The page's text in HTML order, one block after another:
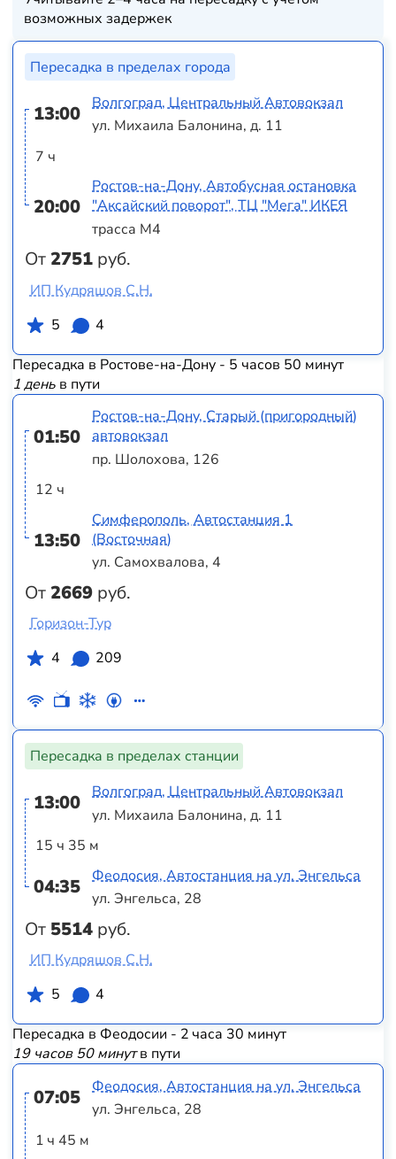
возможных задержек
Пересадка в пределах города
13:00
7 ч
20:00
От2751 руб.
Волгоград, Центральный Автовокзал
ул. Михаила Балонина, д. 11
Ростов-на-Дону, Автобусная остановка
"Аксайский поворот", ТЦ "Мега" ИКЕЯ
трасса М4
ИП Кудряшов С.Н.
5
4
Пересадка в Ростове-на-Дону - 5 часов 50 минут
1 деньв пути
01:50
12 ч
13:50
От2669 руб.
Ростов-на-Дону, Старый (пригородный)
автовокзал
пр. Шолохова, 126
Симферополь, Автостанция 1
(Восточная)
ул. Самохвалова, 4
Горизон-Тур
4
209
Пересадка в пределах станции
13:00
15 ч 35 м
04:35
От 5514 руб.
Волгоград, Центральный Автовокзал
ул. Михаила Балонина, д. 11
Феодосия, Автостанция на ул. Энгельса
ул. Энгельса, 28
ИП Кудряшов С.Н.
5
4
Пересадка в Феодосии - 2 часа 30 минут
19 часов 50 минутв пути
07:05
1 ч 45 м
Феодосия, Автостанция на ул. Энгельса
ул. Энгельса, 28